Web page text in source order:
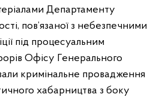
Департаменту
пов’язаної з небезпечними
під процесуальним
Офісу Генерального
кримінальне провадження
хабарництва з боку